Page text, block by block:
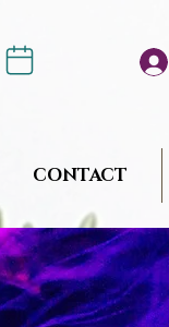
CONTACT